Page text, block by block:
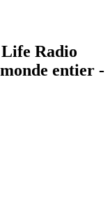
Radio
entier -